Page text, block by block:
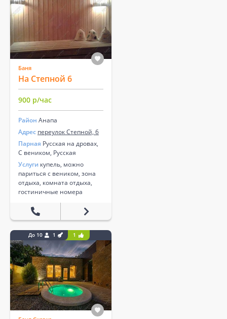
Баня
На Степной 6
900 р/час
Район Анапа
Адрес переулок Степной, 6
Парная Русская на дровах,
С веником, Русская
Услуги купель, можно
париться с веником, зона
отдыха, комната отдыха,
гостиничные номера
До 10 1 1